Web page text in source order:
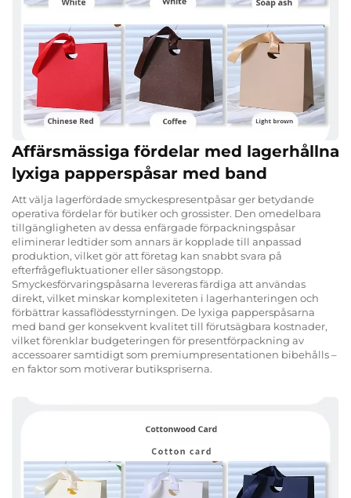
Affärsmässiga fördelar med lagerhållna
lyxiga papperspåsar med band
Att välja lagerfördade smyckespresentpåsar ger betydande
operativa fördelar för butiker och grossister. Den omedelbara
tillgängligheten av dessa enfärgade förpackningspåsar
eliminerar ledtider som annars är kopplade till anpassad
produktion, vilket gör att företag kan snabbt svara på
efterfrågefluktuationer eller säsongstopp.
Smyckesförvaringspåsarna levereras färdiga att användas
direkt, vilket minskar komplexiteten i lagerhanteringen och
förbättrar kassaflödesstyrningen. De lyxiga papperspåsarna
med band ger konsekvent kvalitet till förutsägbara kostnader,
vilket förenklar budgeteringen för presentförpackning av
accessoarer samtidigt som premiumpresentationen bibehålls –
en faktor som motiverar butikspriserna.